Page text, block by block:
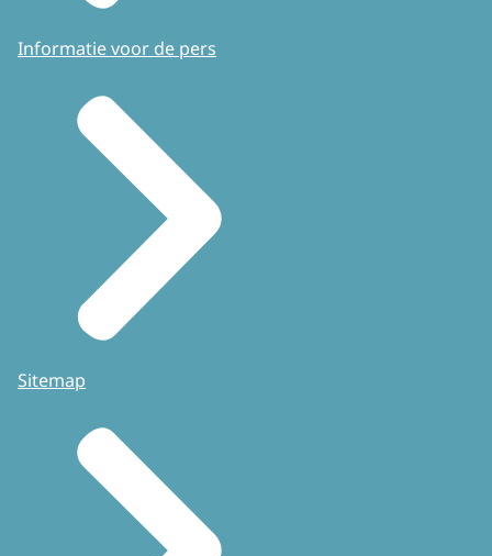
Informatie voor de pers
Sitemap